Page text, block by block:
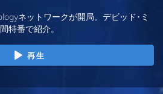
ネットワークが開局。デビッド･ミ
特番で紹介。
再生